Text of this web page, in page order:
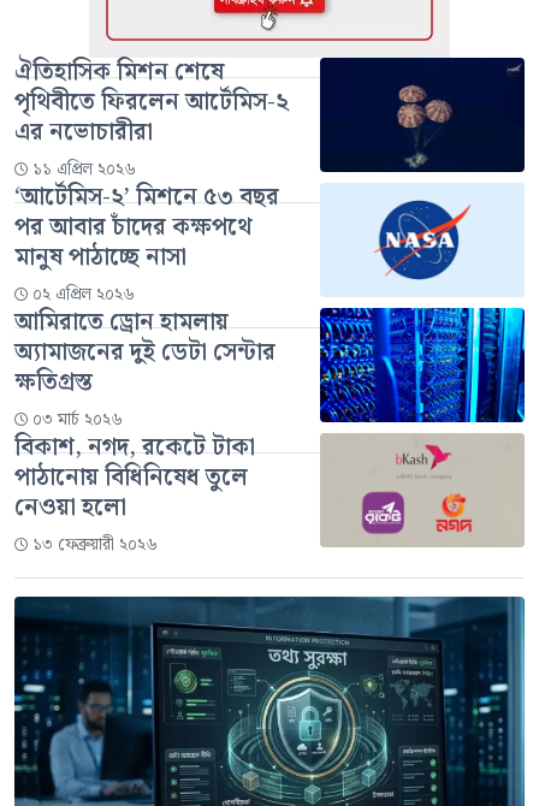
ঐতিহাসিক মিশন শেষে
পৃথিবীতে ফিরলেন আর্টেমিস-২
এর নভোচারীরা
১১ এপ্রিল ২০২৬
‘আর্টেমিস-২’ মিশনে ৫৩ বছর
পর আবার চাঁদের কক্ষপথে
মানুষ পাঠাচ্ছে নাসা
০২ এপ্রিল ২০২৬
আমিরাতে ড্রোন হামলায়
অ্যামাজনের দুই ডেটা সেন্টার
ক্ষতিগ্রস্ত
০৩ মার্চ ২০২৬
বিকাশ, নগদ, রকেটে টাকা
পাঠানোয় বিধিনিষেধ তুলে
নেওয়া হলো
১৩ ফেব্রুয়ারী ২০২৬